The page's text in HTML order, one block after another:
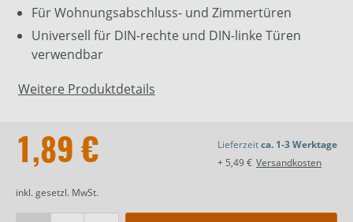
Für Wohnungsabschluss- und Zimmertüren
Universell für DIN-rechte und DIN-linke Türen
verwendbar
Weitere Produktdetails
1,89 €
inkl. gesetzl. MwSt.
Lieferzeitca. 1-3 Werktage
+ 5,49 € Versandkosten